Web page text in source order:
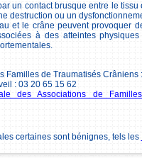
un contact brusque entre le
destruction ou un
et le crâne peuvent provoquer
à des atteintes
Familles de Traumatisés Crâniens
: 03 20 65 15 62
des Associations de
certaines sont bénignes, tels les